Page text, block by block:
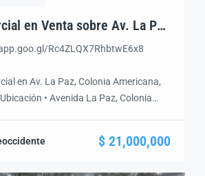
en Venta sobre Av. La Paz
Guadalajara
Rc4ZLQX7RhbtwE6x8
en Av. La Paz, Colonia Americana,
Ubicación • Avenida La Paz, Colonia
hvPVVQDKuRtRRhb49 •
$ 21,000,000